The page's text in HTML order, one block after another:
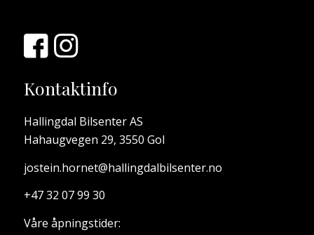
Kontaktinfo
Hallingdal Bilsenter AS
Hahaugvegen 29, 3550 Gol
jostein.hornet@hallingdalbilsenter.no
+47 32 07 99 30
Våre åpningstider: